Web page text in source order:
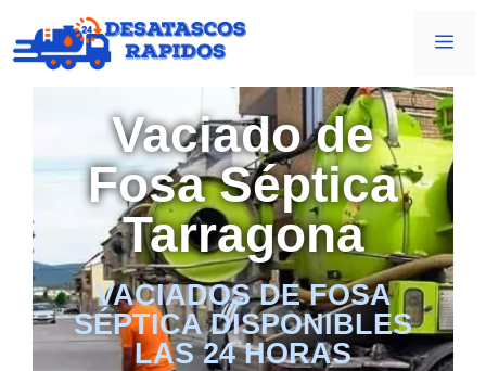
Vaciado de
Fosa Séptica
Tarragona
VACIADOS DE FOSA
SÉPTICA DISPONIBLES
LAS 24 HORAS